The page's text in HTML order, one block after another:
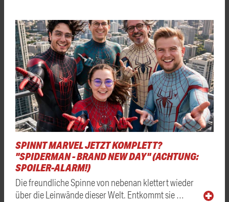
SPINNT MARVEL JETZT KOMPLETT?
"SPIDERMAN - BRAND NEW DAY" (ACHTUNG:
SPOILER-ALARM!)
Die freundliche Spinne von nebenan klettert wieder
über die Leinwände dieser Welt. Entkommt sie …